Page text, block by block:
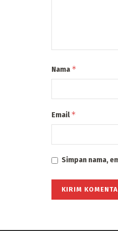
Nama *
Email*
Simpan nama,